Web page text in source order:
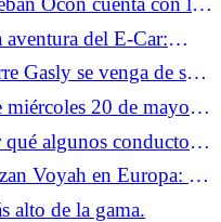
volver a la pista
aventura del E-Car:
C1?
Gasly se venga de su
20 de mayo:
2026algunos conductores
de todos los riesgos
Voyah en Europa: los
alto de la gama.